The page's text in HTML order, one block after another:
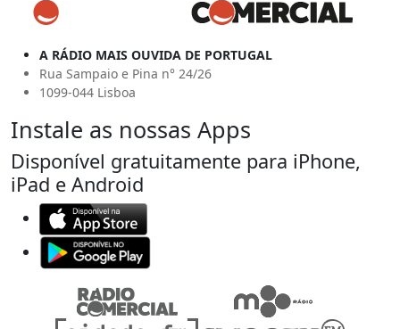
A RÁDIO MAIS OUVIDA DE PORTUGAL
Rua Sampaio e Pina n° 24/26
1099-044 Lisboa
Instale as nossas Apps
Disponível gratuitamente para iPhone,
iPad e Android